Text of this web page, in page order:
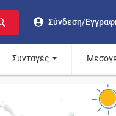
Σύνδεση/
Συνταγές